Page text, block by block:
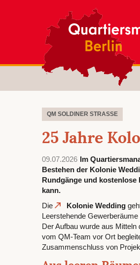
QM SOLDINER STRASSE
25 Jahre
09.07.2026 Im
Bestehen der Kolonie
Rundgänge und
kann.
Die Kolonie Wedding
Leerstehende
Der Aufbau wurde aus Mitteln
vom QM-Team vor Ort
Zusammenschluss von